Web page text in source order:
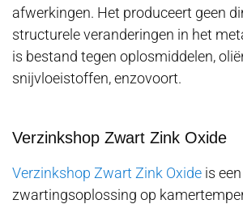
afwerkingen. Het produceert geen
structurele veranderingen in het
is bestand tegen oplosmiddelen,
snijvloeistoffen, enzovoort.
Verzinkshop Zwart Zink Oxide
Verzinkshop Zwart Zink Oxide is een
zwartingsoplossing op